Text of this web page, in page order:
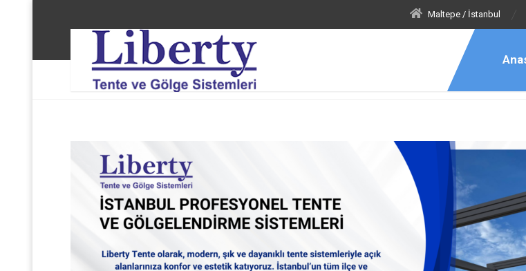
Maltepe / İstanbul
Liberty Tente ve Gölge Sistemleri Zeytinburnu Beştelsiz Şemsiye